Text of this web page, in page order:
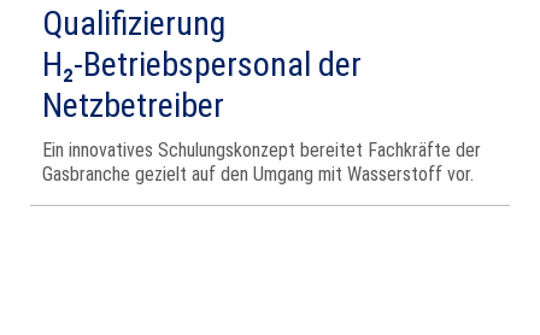
Qualifizierung
H₂‑Betriebspersonal der
Netzbetreiber
Ein innovatives Schulungskonzept bereitet Fachkräfte der
Gasbranche gezielt auf den Umgang mit Wasserstoff vor.